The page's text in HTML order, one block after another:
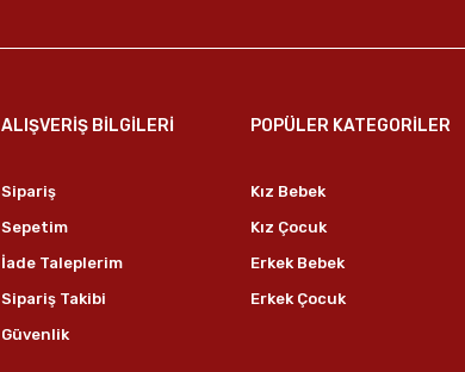
ALIŞVERİŞ BİLGİLERİ
Sipariş
Sepetim
İade Taleplerim
Sipariş Takibi
Güvenlik
POPÜLER KATEGORİLER
Kız Bebek
Kız Çocuk
Erkek Bebek
Erkek Çocuk